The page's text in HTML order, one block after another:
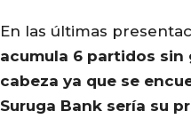
En las últimas
acumula 6 partidos sin
cabeza ya que se
Suruga Bank sería su